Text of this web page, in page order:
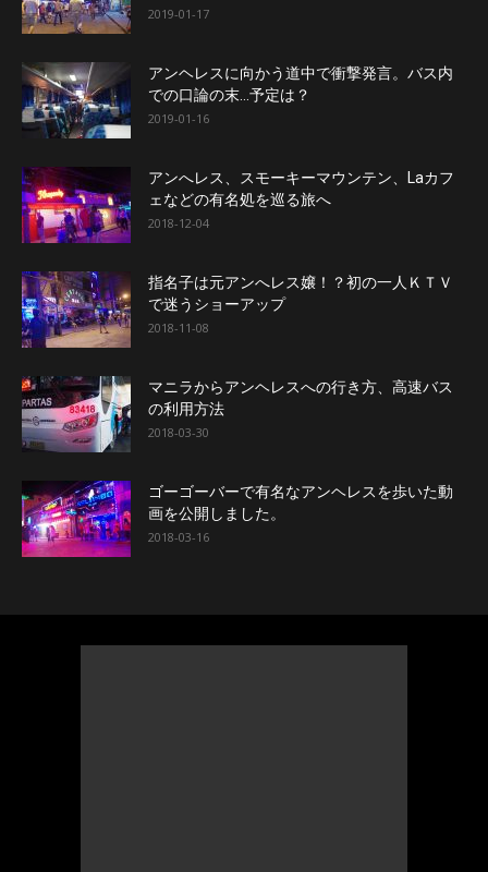
2019-01-17
アンヘレスに向かう道中で衝撃発言。バス内
での口論の末…予定は？
2019-01-16
アンへレス、スモーキーマウンテン、Laカフ
ェなどの有名処を巡る旅へ
2018-12-04
指名子は元アンへレス嬢！？初の一人ＫＴＶ
で迷うショーアップ
2018-11-08
マニラからアンヘレスへの行き方、高速バス
の利用方法
2018-03-30
ゴーゴーバーで有名なアンヘレスを歩いた動
画を公開しました。
2018-03-16